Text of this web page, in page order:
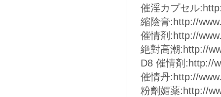
催淫カプセル
縮陰膏:http://
催情剤:http://
絶對高潮:http://
D8 催情剤:http://
催情丹:http://
粉劑媚薬:http://